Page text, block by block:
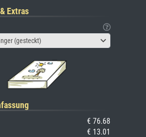
Extras
(gesteckt)
€ 76.68
€ 13.01